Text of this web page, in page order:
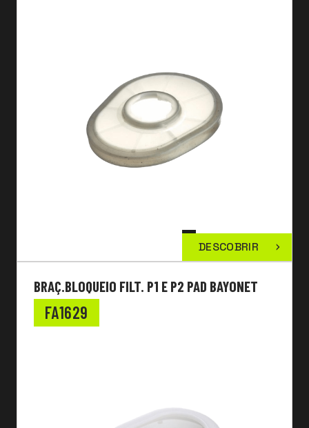
DESCOBRIR
BRAÇ.BLOQUEIO FILT. P1 E P2 PAD BAYONET
FA1629